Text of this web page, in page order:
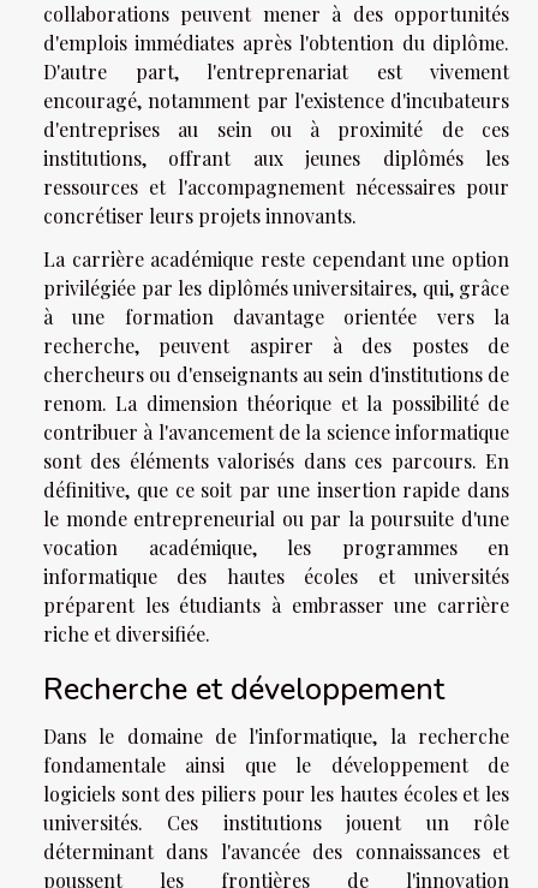
collaborations peuvent mener à des opportunités
d'emplois immédiates après l'obtention du diplôme.
D'autre part, l'entreprenariat est vivement
encouragé, notamment par l'existence d'incubateurs
d'entreprises au sein ou à proximité de ces
institutions, offrant aux jeunes diplômés les
ressources et l'accompagnement nécessaires pour
concrétiser leurs projets innovants.
La carrière académique reste cependant une option
privilégiée par les diplômés universitaires, qui, grâce
à une formation davantage orientée vers la
recherche, peuvent aspirer à des postes de
chercheurs ou d'enseignants au sein d'institutions de
renom. La dimension théorique et la possibilité de
contribuer à l'avancement de la science informatique
sont des éléments valorisés dans ces parcours. En
définitive, que ce soit par une insertion rapide dans
le monde entrepreneurial ou par la poursuite d'une
vocation académique, les programmes en
informatique des hautes écoles et universités
préparent les étudiants à embrasser une carrière
riche et diversifiée.
Recherche et développement
Dans le domaine de l'informatique, la recherche
fondamentale ainsi que le développement de
logiciels sont des piliers pour les hautes écoles et les
universités. Ces institutions jouent un rôle
déterminant dans l'avancée des connaissances et
poussent les frontières de l'innovation